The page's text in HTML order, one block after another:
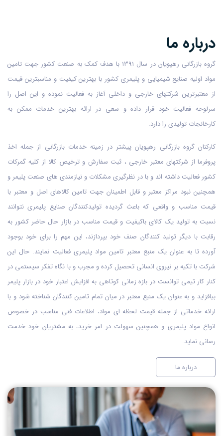
درباره ما
گروه بازرگانی رهپویان در سال ۱۳۹۱ با هدف کمک به صنعت کشور جهت تامین
مواد اولیه صنایع شیمیایی و پلیمری کشور با بهترین کیفیت و مناسبترین قیمت
از معتبرترین شرکتهای خارجی و داخلی آغاز به فعالیت نموده و این اصل را
سرلوحه فعالیت خود قرار داده و سعی در ارائه بهترین خدمات ممکن به
کارخانجات تولیدی را دارد.
کارکنان گروه بازرگانی رهپویان پیشتر در زمینه خدمات بازرگانی از جمله اخذ
پروفرما از شرکتهای معتبر خارجی ، ثبت سفارش و ترخیص کالا از کلیه گمرکات
کشور فعالیت داشته اند و با در نظرگیری مشکلات و نیازمندی های صنعت پلیمر و
همچنین نبود مراکز معتبر و قابل اطمینان جهت تامین کالاهای اصل و معتبر با
قیمت مناسب و واقعی که باعث گردیده تولیدکنندگان صنایع پلیمری نتوانند
نسبت به تولید یک کالای باکیفیت و قیمت مناسب در بازار حال حاضر کشور به
رقابت با دیگر تولید کنندگان صنف خود بپردازند، این مهم را برای خود بوجود
آورده تا به عنوان یک منبع معتبر تامین مواد پلیمری فعالیت نمایند. حال این
شرکت با تکیه بر نیروی انسانی تحصیل کرده و مجرب و با نگاه تفکر سیستمی در
کنار کار تیمی توانست در بازه زمانی کوتاهی به افزایش اعتبار خود در بازار پلیمر
بیافزاید و به عنوان یک منبع معتبر در میان تمام تامین کنندگان شناخته شود و با
ارائه خدماتی از جمله قیمت لحظه ای مواد، اطلاعات فنی مناسب در خصوص
انواع مواد پلیمری و همچنین سهولت در امر خرید، به مشتریان خود خدمت
رسانی نماید.
درباره ما